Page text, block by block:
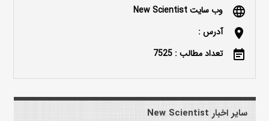
language وب سایت New Scientist
location_on آدرس :
event_note تعداد مطالب : 7525
سایر اخبار New Scientist